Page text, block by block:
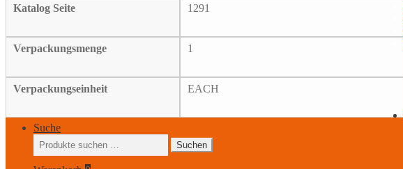
Katalog Seite 1291
Verpackungsmenge 1
Verpackungseinheit EACH
Suche
Suchen
nach:
Suchen